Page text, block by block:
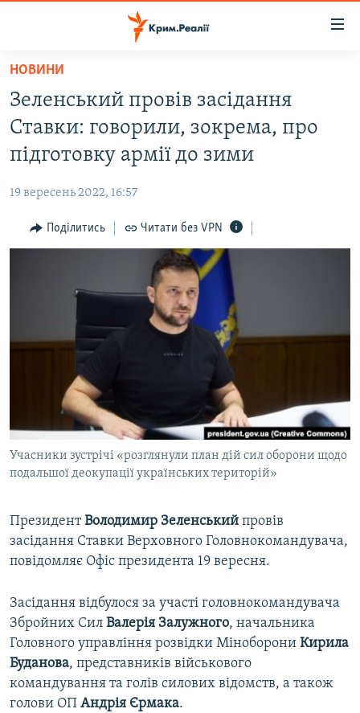
Перейти
основного
матеріалу
Перейти
до
основної
навігації
Перейти
до
ВІДЕО ТА ФОТО
БЛОГИ
ПОГЛЯД
ВСЕ ЗА ДЕНЬ
СПЕЦПРОЕКТИ
ДЕПОРТАЦІЯ
ВІДЕОУРОКИ «ELIFBE»
СВІДЧЕННЯ ОКУПАЦІЇ
УКРАЇНСЬКА ПРОБЛЕМА КРИМУ
ІНФОГРАФІКА
ЯК ОБІЙТИ БЛОКУВАННЯ
Русский
Qırımtatar
ДОЛУЧАЙСЯ!
Усі сайти RFE/RL
НОВИНИ
Зеленський провів засідання
Ставки: говорили, зокрема, про
підготовку армії до зими
19 вересень 2022, 16:57
Поділитись Читати без VPN
Учасники зустрічі «розглянули план дій сил оборони щодо
подальшої деокупації українських територій»
ПрезидентВолодимир Зеленський провів
засідання Ставки Верховного Головнокомандувача,
повідомляє Офіс президента 19 вересня.
Засідання відбулося за участі головнокомандувача
Збройних Сил Валерія Залужного, начальника
Головного управління розвідки Міноборони Кирила
Буданова, представників військового
командування та голів силових відомств, а також
голови ОП Андрія Єрмака.